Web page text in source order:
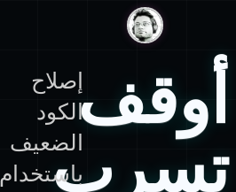
DanLevy.net
أوقف
تسرب
إصلاح
الكود
الضعيف
باستخدام